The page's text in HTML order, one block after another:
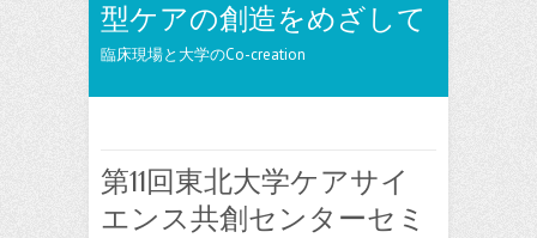
型ケアの創造をめざして
臨床現場と大学のCo-creation
第11回東北大学ケアサイ
エンス共創センターセミ